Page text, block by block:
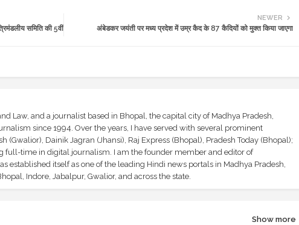
NEWER
अंबेडकर जयंती पर मध्य प्रदेश में उम्र कैद के 87 कैदियों को मुक्त किया जाएगा
समिति की 5वीं
Law, and a journalist based in Bhopal, the capital city of Madhya Pradesh,
since 1994. Over the years, I have served with several prominent
(Gwalior), Dainik Jagran (Jhansi), Raj Express (Bhopal), Pradesh Today (Bhopal);
full-time in digital journalism. I am the founder member and editor of
established itself as one of the leading Hindi news portals in Madhya Pradesh,
Indore, Jabalpur, Gwalior, and across the state.
Show more